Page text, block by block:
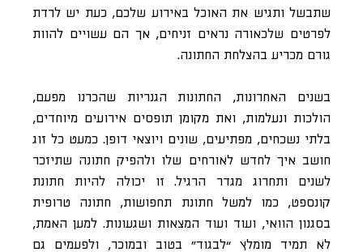
שתבשל ותגיש את האוכל באירוע שלכם, כעת יש לרדת
לפרטים שלכאורה נראים זניחים, אך הם עשויים להוות
גורם מכריע בהצלחת החתונה.
בשנים האחרונות, החתונות הגנריות שהכרנו מפעם,
הולכות ונעלמות, ואת מקומן תופסים אירועים מיוחדים,
בלתי נשכחים, מפתיעים, שונים ויוצאי דופן. כמעט כל זוג
חושב איך לחדש לאורחים שלו ולהפיק חתונה שתיזכר
לשנים ותחרוג מגדר הרגיל. זו יכולה להיות חתונת
קונספט, כמו למשל חתונת תחפושות, חתונה טרופית
בסגנון הוואי, ועוד ועוד המצאות ושגעונות. למען האמת,
לא תמיד מומלץ “לבגוד” בטוב ובמוכר, ולפעמים גם